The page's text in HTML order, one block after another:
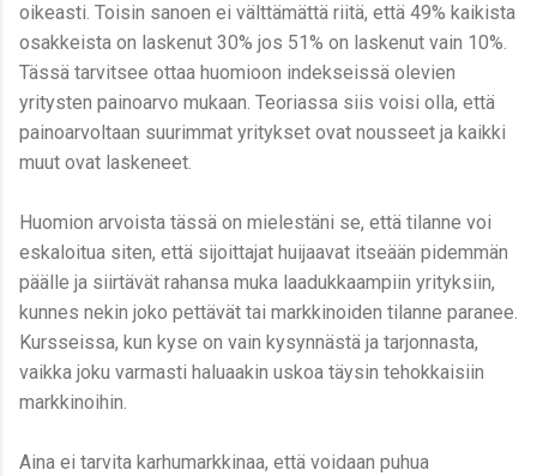
oikeasti. Toisin sanoen ei välttämättä riitä, että 49% kaikista
osakkeista on laskenut 30% jos 51% on laskenut vain 10%.
Tässä tarvitsee ottaa huomioon indekseissä olevien
yritysten painoarvo mukaan. Teoriassa siis voisi olla, että
painoarvoltaan suurimmat yritykset ovat nousseet ja kaikki
muut ovat laskeneet.
Huomion arvoista tässä on mielestäni se, että tilanne voi
eskaloitua siten, että sijoittajat huijaavat itseään pidemmän
päälle ja siirtävät rahansa muka laadukkaampiin yrityksiin,
kunnes nekin joko pettävät tai markkinoiden tilanne paranee.
Kursseissa, kun kyse on vain kysynnästä ja tarjonnasta,
vaikka joku varmasti haluaakin uskoa täysin tehokkaisiin
markkinoihin.
Aina ei tarvita karhumarkkinaa, että voidaan puhua